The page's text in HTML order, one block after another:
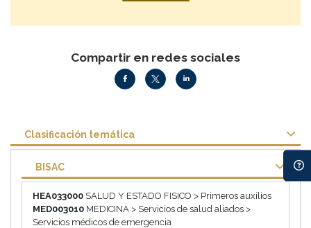
Compartir en redes sociales
Clasificación temática
BISAC
HEA033000 SALUD Y ESTADO FISICO > Primeros auxilios
MED003010 MEDICINA > Servicios de salud aliados >
Servicios médicos de emergencia